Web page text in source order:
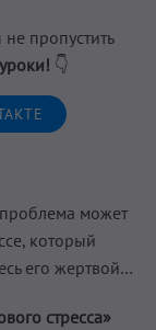
пропустить
👇
проблема может
который
его жертвой…
стресса»